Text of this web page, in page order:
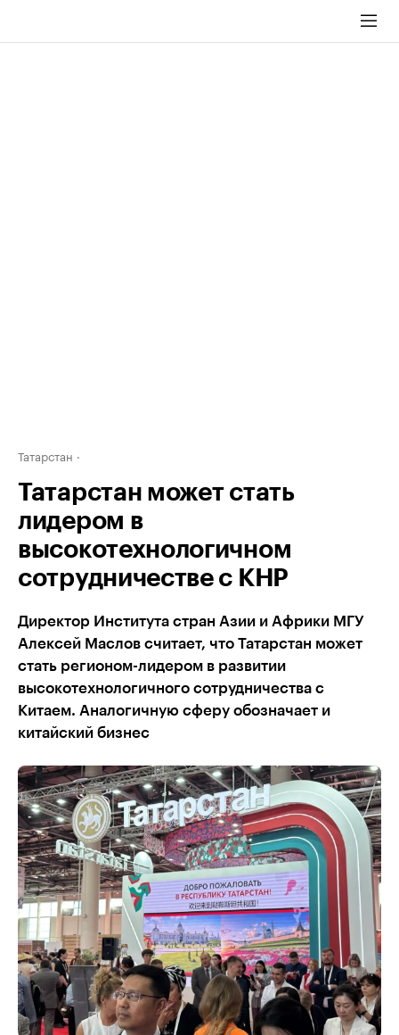
Татарстан
Татарстан может стать
лидером в
высокотехнологичном
сотрудничестве с КНР
Директор Института стран Азии и Африки МГУ
Алексей Маслов считает, что Татарстан может
стать регионом-лидером в развитии
высокотехнологичного сотрудничества с
Китаем. Аналогичную сферу обозначает и
китайский бизнес